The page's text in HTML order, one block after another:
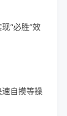
“必胜”效
自摸等操